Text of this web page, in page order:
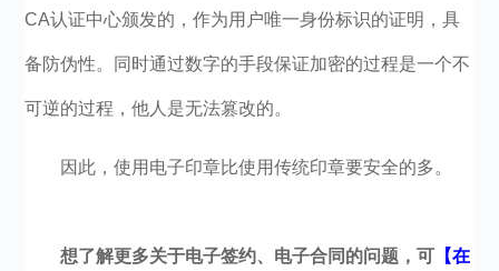
CA认证中心颁发的，作为用户唯一身份标识的证明，具
备防伪性。同时通过数字的手段保证加密的过程是一个不
可逆的过程，他人是无法篡改的。
因此，使用电子印章比使用传统印章要安全的多。
想了解更多关于电子签约、电子合同的问题，可 【在